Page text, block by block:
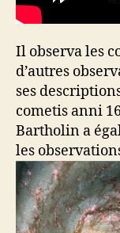
Il observa les
d’autres
ses
cometis anni
Bartholin a
les